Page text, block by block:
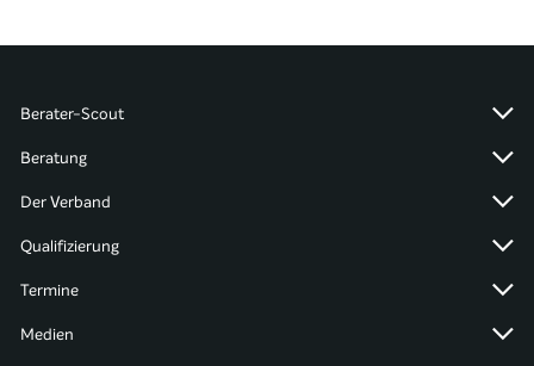
Berater-Scout
Beratung
Der Verband
Qualifizierung
Termine
Medien